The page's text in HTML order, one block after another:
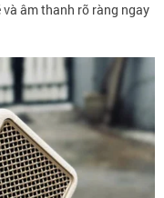
âm thanh rõ ràng ngay